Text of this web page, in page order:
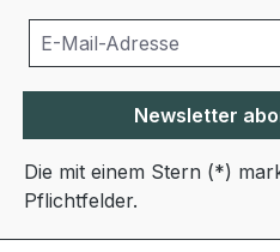
Newsletter
Die mit einem Stern (*)
Pflichtfelder.